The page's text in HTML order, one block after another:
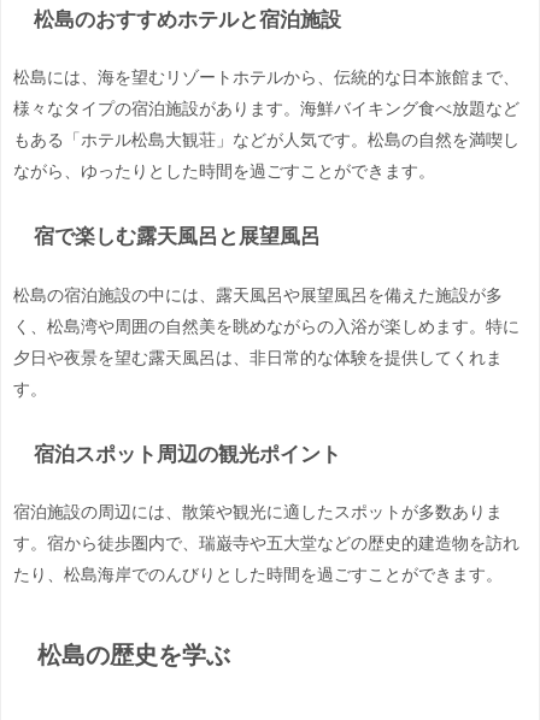
松島のおすすめホテルと宿泊施設
松島には、海を望むリゾートホテルから、伝統的な日本旅館まで、
様々なタイプの宿泊施設があります。海鮮バイキング食べ放題など
もある「ホテル松島大観荘」などが人気です。松島の自然を満喫し
ながら、ゆったりとした時間を過ごすことができます。
宿で楽しむ露天風呂と展望風呂
松島の宿泊施設の中には、露天風呂や展望風呂を備えた施設が多
く、松島湾や周囲の自然美を眺めながらの入浴が楽しめます。特に
夕日や夜景を望む露天風呂は、非日常的な体験を提供してくれま
す。
宿泊スポット周辺の観光ポイント
宿泊施設の周辺には、散策や観光に適したスポットが多数ありま
す。宿から徒歩圏内で、瑞巌寺や五大堂などの歴史的建造物を訪れ
たり、松島海岸でのんびりとした時間を過ごすことができます。
松島の歴史を学ぶ